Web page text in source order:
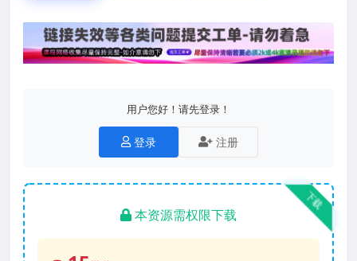
用户您好！请先登录！
登录 注册
下载
本资源需权限下载